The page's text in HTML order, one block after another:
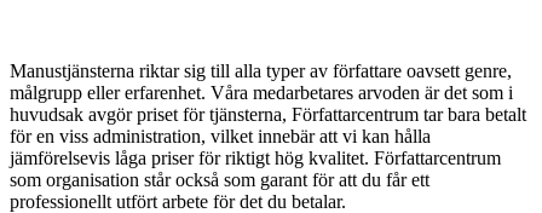
Manustjänsterna riktar sig till alla typer av författare oavsett genre,
målgrupp eller erfarenhet. Våra medarbetares arvoden är det som i
huvudsak avgör priset för tjänsterna, Författarcentrum tar bara betalt
för en viss administration, vilket innebär att vi kan hålla
jämförelsevis låga priser för riktigt hög kvalitet. Författarcentrum
som organisation står också som garant för att du får ett
professionellt utfört arbete för det du betalar.